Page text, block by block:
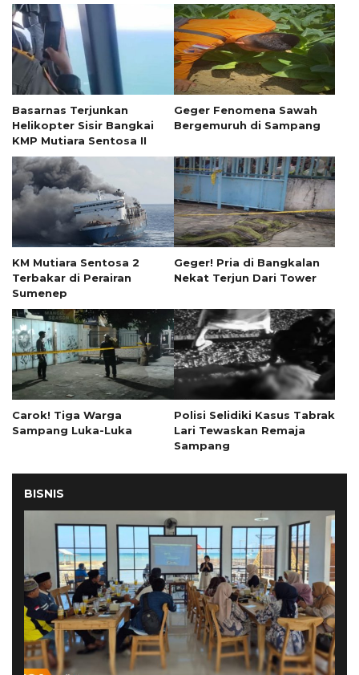
Basarnas Terjunkan
Helikopter Sisir Bangkai
KMP Mutiara Sentosa II
Geger Fenomena Sawah
Bergemuruh di Sampang
KM Mutiara Sentosa 2
Terbakar di Perairan
Sumenep
Geger! Pria di Bangkalan
Nekat Terjun Dari Tower
Carok! Tiga Warga
Sampang Luka-Luka
Polisi Selidiki Kasus Tabrak
Lari Tewaskan Remaja
Sampang
BISNIS